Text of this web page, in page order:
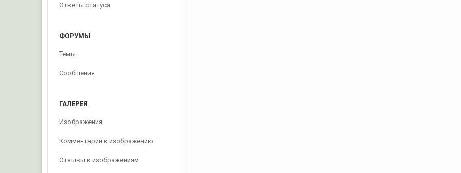
Ответы статуса
ФОРУМЫ
Темы
Сообщения
ГАЛЕРЕЯ
Изображения
Комментарии к изображению
Отзывы к изображениям